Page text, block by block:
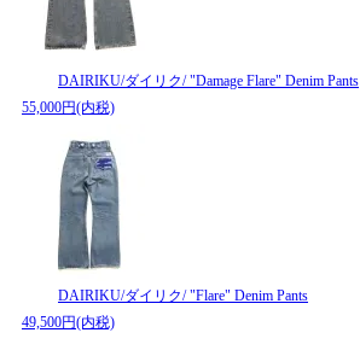
DAIRIKU/ダイリク/ "Damage Flare" Denim Pants
55,000円(内税)
DAIRIKU/ダイリク/ "Flare" Denim Pants
49,500円(内税)